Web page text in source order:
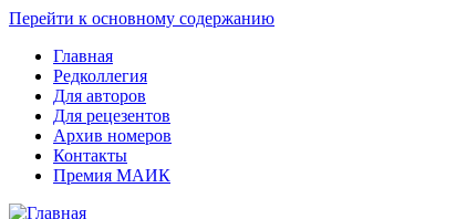
Перейти к основному содержанию
Главная
Редколлегия
Для авторов
Для рецезентов
Архив номеров
Контакты
Премия МАИК